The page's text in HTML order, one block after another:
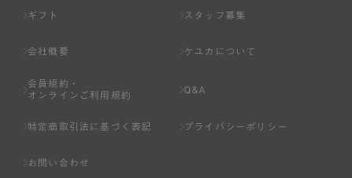
ギフト スタッフ募集
会社概要 ケユカについて
会員規約・
オンラインご利用規約
Q&A
特定商取引法に基づく表記 プライバシーポリシー
お問い合わせ